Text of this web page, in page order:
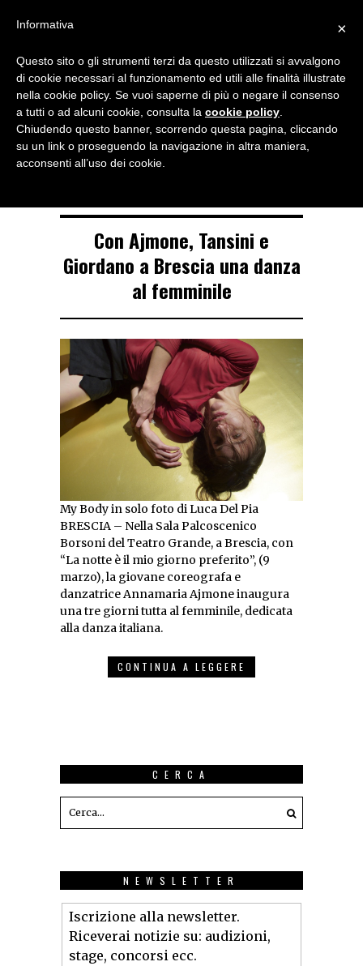
NOTIZIE DI DANZA IN ITALIA E ALL’ESTERO, PER DANZATORI,
TAG ARCHIVE
My body solo
Con Ajmone, Tansini e
Giordano a Brescia una danza
al femminile
My Body in solo foto di Luca Del Pia
BRESCIA – Nella Sala Palcoscenico
Borsoni del Teatro Grande, a Brescia, con
“La notte è il mio giorno preferito”, (9
marzo), la giovane coreografa e
danzatrice Annamaria Ajmone inaugura
una tre giorni tutta al femminile, dedicata
alla danza italiana.
CONTINUA A LEGGERE
CERCA
NEWSLETTER
Iscrizione alla newsletter.
Riceverai notizie su: audizioni,
stage, concorsi ecc.
×
Informativa
Questo sito o gli strumenti terzi da questo utilizzati si avvalgono
di cookie necessari al funzionamento ed utili alle finalità illustrate
nella cookie policy. Se vuoi saperne di più o negare il consenso
a tutti o ad alcuni cookie, consulta la cookie policy
Chiudendo questo banner, scorrendo questa pagina, cliccando
su un link o proseguendo la navigazione in altra maniera,
acconsenti all’uso dei cookie.